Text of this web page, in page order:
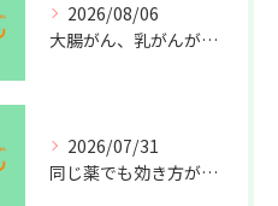
2026/08/06
大腸がん、乳がんが増えた理由
2026/07/31
同じ薬でも効き方が違う？